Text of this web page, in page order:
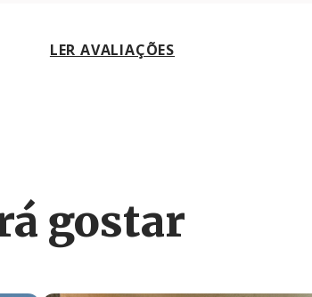
LER AVALIAÇÕES
gostar